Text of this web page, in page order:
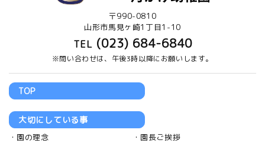
〒990-0810
山形市馬見ヶ崎1丁目1-10
TEL (023) 684-6840
※問い合わせは、午後3時以降にお願いします。
TOP
大切にしている事
園の理念
園長ご挨拶